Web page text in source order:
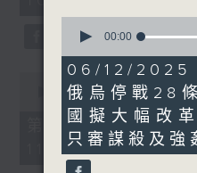
minutes,
seconds
seconds
minutes,
seconds
00:00
第一部份
11:00)
seconds
24
minutes,
11
seconds
00:00
06/12/2025
俄烏停戰28
國擬大幅改
只審謀殺及強